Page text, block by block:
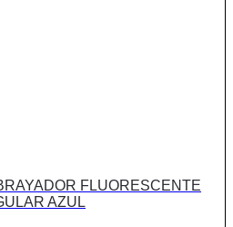
FLUORESCENTE
AZUL